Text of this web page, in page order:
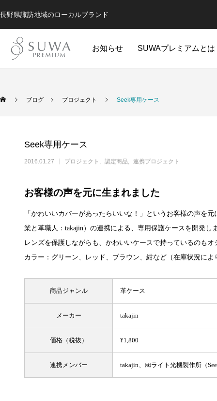
長野県諏訪地域のローカルブランド
お知らせ SUWAプレミアムとは
ブログ プロジェクト Seek専用ケース
Seek専用ケース
2016.01.27 プロジェクト 認定商品 連携プロジェクト
お客様の声を元に生まれました
「かわいいカバーがあったらいいな！」というお客様の声を
業と革職人：takajin）の連携による、専用保護ケースを開発し
レンズを保護しながらも、かわいいケースで持っているのもオ
カラー：グリーン、レッド、ブラウン、紺など（在庫状況に
商品ジャンル 革ケース
メーカー takajin
価格（税抜） ¥1,800
連携メンバー takajin、㈱ライト光機製作所（